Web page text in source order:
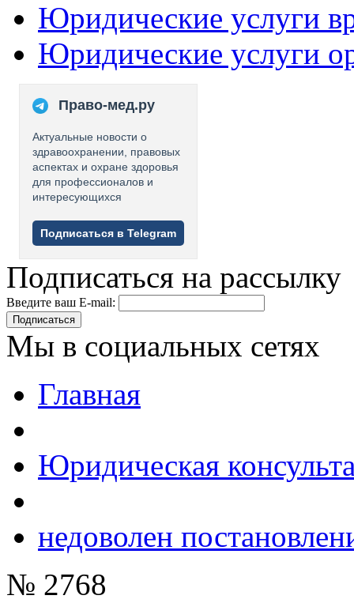
Юридические услуги
Юридические услуги
Право-мед.ру
Актуальные новости о
здравоохранении, правовых
аспектах и охране здоровья
для профессионалов и
интересующихся
Подписаться в Telegram
Подписаться на рассылку
Введите ваш E-mail:
Подписаться
Мы в социальных сетях
Главная
Юридическая
недоволен
№ 2768